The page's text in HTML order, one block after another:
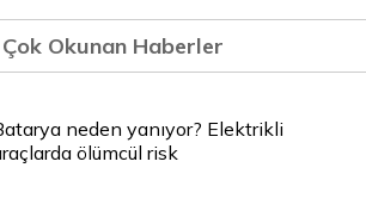
Çok Okunan Haberler
neden yanıyor? Elektrikli
ölümcül risk